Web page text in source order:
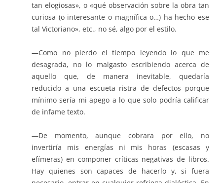
tan elogiosas», o «qué observación sobre la obra tan
curiosa (o interesante o magnífica o…) ha hecho ese
tal Victoriano», etc., no sé, algo por el estilo.
—Como no pierdo el tiempo leyendo lo que me
desagrada, no lo malgasto escribiendo acerca de
aquello que, de manera inevitable, quedaría
reducido a una escueta ristra de defectos porque
mínimo sería mi apego a lo que solo podría calificar
de infame texto.
—De momento, aunque cobrara por ello, no
invertiría mis energías ni mis horas (escasas y
efímeras) en componer críticas negativas de libros.
Hay quienes son capaces de hacerlo y, si fuera